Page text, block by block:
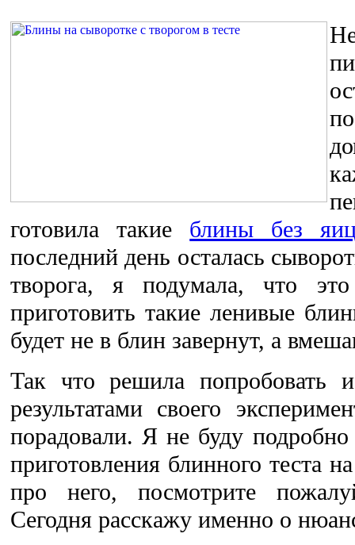
готовила такие блины без
последний день осталась
творога, я подумала, что
приготовить такие ленивые
будет не в блин завернут, а
Так что решила попробовать
результатами своего
порадовали. Я не буду подробно
приготовления блинного теста
про него, посмотрите
Сегодня расскажу именно о